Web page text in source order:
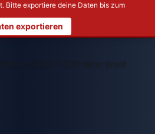
Bitte exportiere deine Daten bis zum
exportieren
LEGO 71301 Ketar Kreatur des